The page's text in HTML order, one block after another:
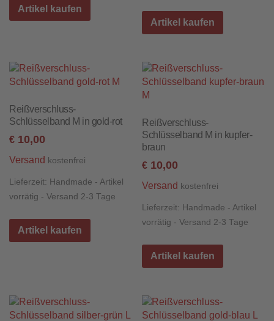
Artikel kaufen
Artikel kaufen
Reißverschluss-
Schlüsselband M in gold-rot
€ 10,00
Versand kostenfrei
Lieferzeit: Handmade - Artikel
vorrätig - Versand 2-3 Tage
Artikel kaufen
Reißverschluss-
Schlüsselband M in kupfer-
braun
€ 10,00
Versand kostenfrei
Lieferzeit: Handmade - Artikel
vorrätig - Versand 2-3 Tage
Artikel kaufen